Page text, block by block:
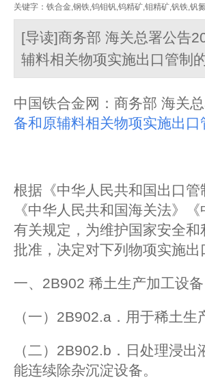
关键字：铁合金,钢铁,钨钼钒,钨精矿,钼精矿,钒铁,钒
[导读]商务部 海关总署公告
辅料相关物项实施出口管制
中国铁合金网：商务部 海关
备和原辅料相关物项实施出口
根据《中华人民共和国出口
《中华人民共和国海关法》
有关规定，为维护国家安全
批准，决定对下列物项实施出
一、2B902 稀土生产加工设备
（一）2B902.a．用于稀土
（二）2B902.b．日处理浸
能连续除杂沉淀设备。